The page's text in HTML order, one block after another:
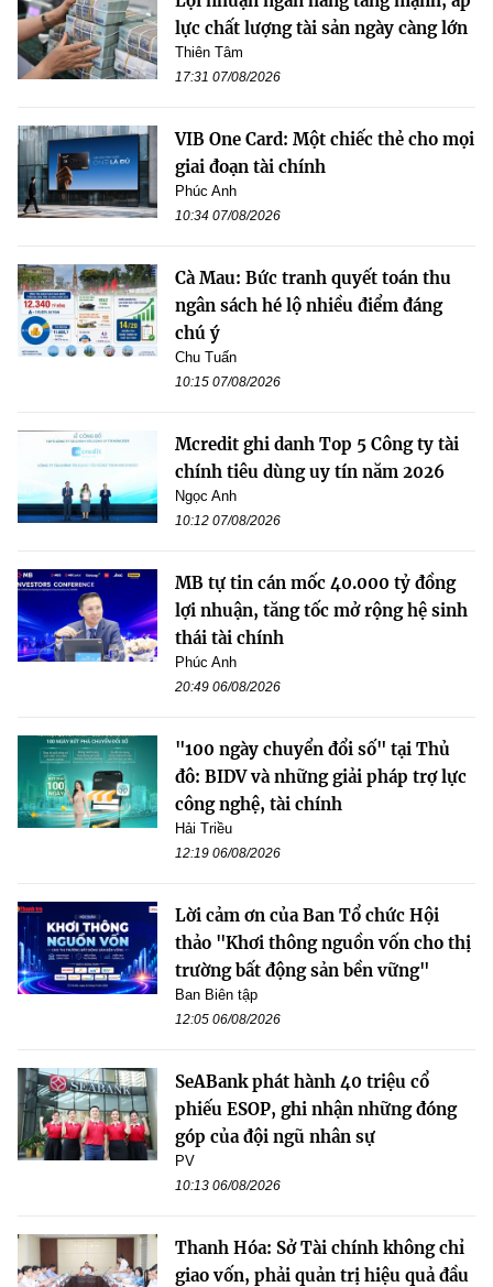
lực chất lượng tài sản ngày càng lớn
Thiên Tâm
17:31 07/08/2026
VIB One Card: Một chiếc thẻ cho mọi
giai đoạn tài chính
Phúc Anh
10:34 07/08/2026
Cà Mau: Bức tranh quyết toán thu
ngân sách hé lộ nhiều điểm đáng
chú ý
Chu Tuấn
10:15 07/08/2026
Mcredit ghi danh Top 5 Công ty tài
chính tiêu dùng uy tín năm 2026
Ngọc Anh
10:12 07/08/2026
MB tự tin cán mốc 40.000 tỷ đồng
lợi nhuận, tăng tốc mở rộng hệ sinh
thái tài chính
Phúc Anh
20:49 06/08/2026
"100 ngày chuyển đổi số" tại Thủ
đô: BIDV và những giải pháp trợ lực
công nghệ, tài chính
Hải Triều
12:19 06/08/2026
Lời cảm ơn của Ban Tổ chức Hội
thảo "Khơi thông nguồn vốn cho thị
trường bất động sản bền vững"
Ban Biên tập
12:05 06/08/2026
SeABank phát hành 40 triệu cổ
phiếu ESOP, ghi nhận những đóng
góp của đội ngũ nhân sự
PV
10:13 06/08/2026
Thanh Hóa: Sở Tài chính không chỉ
giao vốn, phải quản trị hiệu quả đầu